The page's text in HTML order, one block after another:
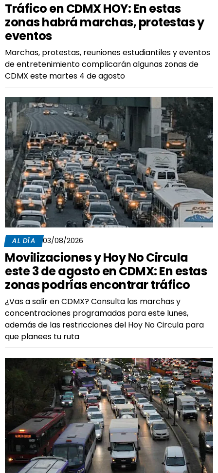
Tráfico en CDMX HOY: En estas
zonas habrá marchas, protestas y
eventos
Marchas, protestas, reuniones estudiantiles y eventos
de entretenimiento complicarán algunas zonas de
CDMX este martes 4 de agosto
AL DÍA 03/08/2026
Movilizaciones y Hoy No Circula
este 3 de agosto en CDMX: En estas
zonas podrías encontrar tráfico
¿Vas a salir en CDMX? Consulta las marchas y
concentraciones programadas para este lunes,
además de las restricciones del Hoy No Circula para
que planees tu ruta